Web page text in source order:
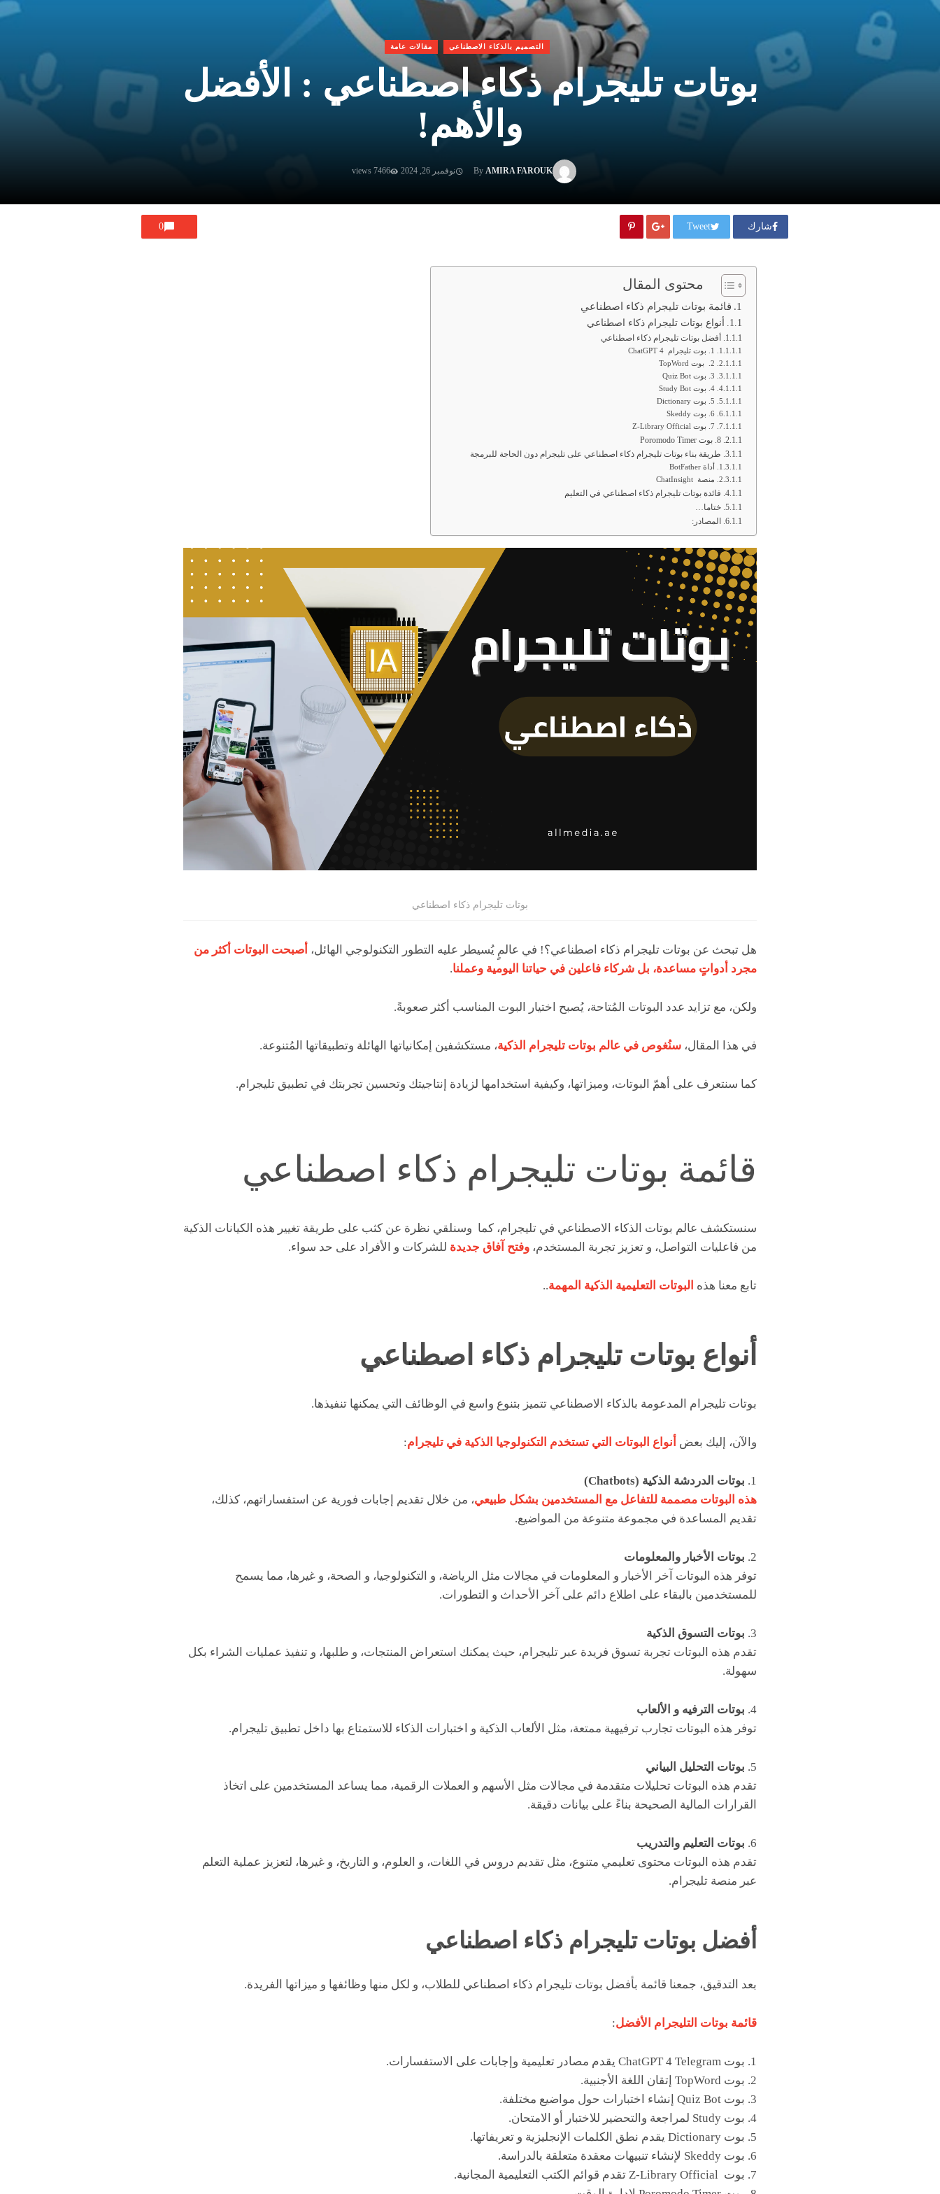
التصميم بالذكاء الاصطناعي مقالات عامة
بوتات تليجرام ذكاء اصطناعي : الأفضل
والأهم!
By AMIRA FAROUK نوفمبر 26, 2024 7466 views
شارك Tweet
0
محتوى المقال
قائمة بوتات تليجرام ذكاء اصطناعي
أنواع بوتات تليجرام ذكاء اصطناعي
أفضل بوتات تليجرام ذكاء اصطناعي
1. بوت تليجرام ChatGPT 4
2. بوت TopWord
3. بوت Quiz Bot
4. بوت Study Bot
5. بوت Dictionary
6. بوت Skeddy
7. بوت Z-Library Official
8. بوت Poromodo Timer
طريقة بناء بوتات تليجرام ذكاء اصطناعي على تليجرام دون الحاجة للبرمجة
أداة BotFather
منصة ChatInsight
فائدة بوتات تليجرام ذكاء اصطناعي في التعليم
ختاما…
المصادر:
بوتات تليجرام ذكاء اصطناعي
هل تبحث عن بوتات تليجرام ذكاء اصطناعي؟! في عالمٍ يُسيطر عليه التطور التكنولوجي الهائل، أصبحت البوتات أكثر من
مجرد أدواتٍ مساعدة، بل شركاء فاعلين في حياتنا اليومية وعملنا.
ولكن، مع تزايد عدد البوتات المُتاحة، يُصبح اختيار البوت المناسب أكثر صعوبةً.
في هذا المقال، سنُغوص في عالم بوتات تليجرام الذكية، مستكشفين إمكانياتها الهائلة وتطبيقاتها المُتنوعة.
كما سنتعرف على أهمّ البوتات، وميزاتها، وكيفية استخدامها لزيادة إنتاجيتك وتحسين تجربتك في تطبيق تليجرام.
قائمة بوتات تليجرام ذكاء اصطناعي
سنستكشف عالم بوتات الذكاء الاصطناعي في تليجرام، كما وسنلقي نظرة عن كثب على طريقة تغيير هذه الكيانات الذكية
من فاعليات التواصل، و تعزيز تجربة المستخدم، وفتح آفاق جديدة للشركات و الأفراد على حد سواء.
تابع معنا هذه البوتات التعليمية الذكية المهمة..
أنواع بوتات تليجرام ذكاء اصطناعي
بوتات تليجرام المدعومة بالذكاء الاصطناعي تتميز بتنوع واسع في الوظائف التي يمكنها تنفيذها.
والآن، إليك بعض أنواع البوتات التي تستخدم التكنولوجيا الذكية في تليجرام:
1. بوتات الدردشة الذكية (Chatbots)
هذه البوتات مصممة للتفاعل مع المستخدمين بشكل طبيعي، من خلال تقديم إجابات فورية عن استفساراتهم، كذلك،
تقديم المساعدة في مجموعة متنوعة من المواضيع.
2. بوتات الأخبار والمعلومات
توفر هذه البوتات آخر الأخبار و المعلومات في مجالات مثل الرياضة، و التكنولوجيا، و الصحة، و غيرها، مما يسمح
للمستخدمين بالبقاء على اطلاع دائم على آخر الأحداث و التطورات.
3. بوتات التسوق الذكية
تقدم هذه البوتات تجربة تسوق فريدة عبر تليجرام، حيث يمكنك استعراض المنتجات، و طلبها، و تنفيذ عمليات الشراء بكل
سهولة.
4. بوتات الترفيه و الألعاب
توفر هذه البوتات تجارب ترفيهية ممتعة، مثل الألعاب الذكية و اختبارات الذكاء للاستمتاع بها داخل تطبيق تليجرام.
5. بوتات التحليل البياني
تقدم هذه البوتات تحليلات متقدمة في مجالات مثل الأسهم و العملات الرقمية، مما يساعد المستخدمين على اتخاذ
القرارات المالية الصحيحة بناءً على بيانات دقيقة.
6. بوتات التعليم والتدريب
تقدم هذه البوتات محتوى تعليمي متنوع، مثل تقديم دروس في اللغات، و العلوم، و التاريخ، و غيرها، لتعزيز عملية التعلم
عبر منصة تليجرام.
أفضل بوتات تليجرام ذكاء اصطناعي
بعد التدقيق، جمعنا قائمة بأفضل بوتات تليجرام ذكاء اصطناعي للطلاب، و لكل منها وظائفها و ميزاتها الفريدة.
قائمة بوتات التليجرام الأفضل:
1. بوت ChatGPT 4 Telegram يقدم مصادر تعليمية وإجابات على الاستفسارات.
2. بوت TopWord إتقان اللغة الأجنبية.
3. بوت Quiz Bot إنشاء اختبارات حول مواضيع مختلفة.
4. بوت Study لمراجعة والتحضير للاختبار أو الامتحان.
5. بوت Dictionary يقدم نطق الكلمات الإنجليزية و تعريفاتها.
6. بوت Skeddy لإنشاء تنبيهات معقدة متعلقة بالدراسة.
7. بوت Z-Library Official تقدم قوائم الكتب التعليمية المجانية.